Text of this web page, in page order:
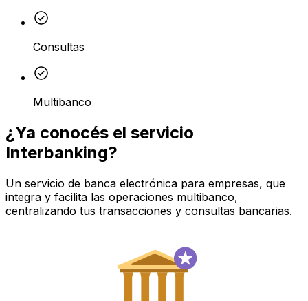
Consultas
Multibanco
¿Ya conocés el servicio
Interbanking?
Un servicio de banca electrónica para empresas, que
integra y facilita las operaciones multibanco,
centralizando tus transacciones y consultas bancarias.